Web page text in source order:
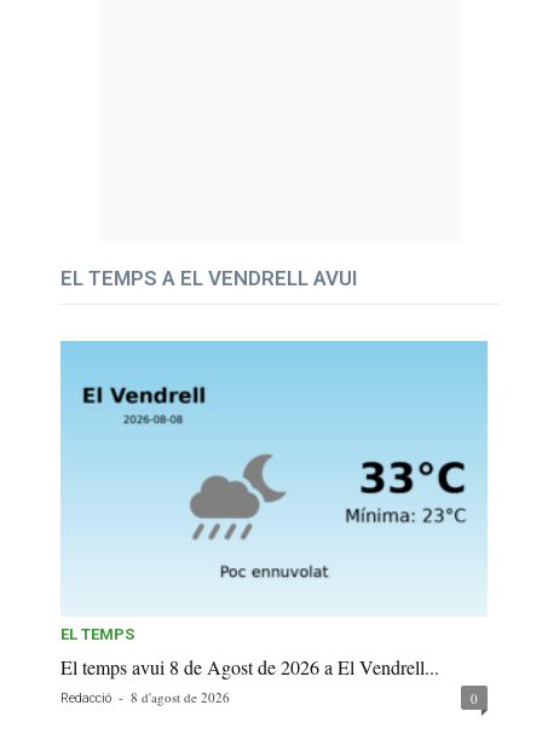
EL TEMPS A EL VENDRELL AVUI
EL TEMPS
El temps avui 8 de Agost de 2026 a El Vendrell...
Redacció - 8 d'agost de 2026 0